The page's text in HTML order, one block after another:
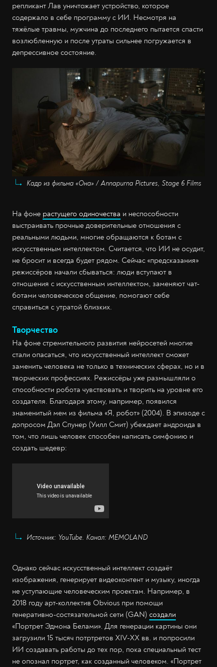
репликант Лав уничтожает устройство, которое
содержало в себе программу с ИИ. Несмотря на
тяжёлые травмы, мужчина до последнего пытается спасти
возлюбленную и после утраты сильнее погружается в
депрессивное состояние.
Кадр из фильма «Она» / Annapurna Pictures, Stage 6 Films
На фоне растущего одиночества и неспособности
выстраивать прочные доверительные отношения с
реальными людьми, многие обращаются к ботам с
искусственным интеллектом. Считается, что ИИ не осудит,
не бросит и всегда будет рядом. Сейчас «предсказания»
режиссёров начали сбываться: люди вступают в
отношения с искусственным интеллектом, заменяют чат-
ботами человеческое общение, помогают себе
справиться с утратой близких.
Творчество
На фоне стремительного развития нейросетей многие
стали опасаться, что искусственный интеллект сможет
заменить человека не только в технических сферах, но и в
творческих профессиях. Режиссёры уже размышляли о
способности робота чувствовать и творить на уровне его
создателя. Благодаря этому, например, появился
знаменитый мем из фильма «Я, робот» (2004). В эпизоде с
допросом Дэл Спунер (Уилл Смит) убеждает андроида в
том, что лишь человек способен написать симфонию и
создать шедевр:
Источник: YouTube. Канал: MEMOLAND
Однако сейчас искусственный интеллект создаёт
изображения, генерирует видеоконтент и музыку, иногда
не уступающие человеческим проектам. Например, в
2018 году арт-коллектив Obvious при помощи
генеративно-состязательной сети (GAN) создали
«Портрет Эдмона Белами». Для генерации картины они
загрузили 15 тысяч потртретов XIV-XX вв. и попросили
ИИ создавать работы до тех пор, пока специальный тест
не опознал портрет, как созданный человеком. «Портрет